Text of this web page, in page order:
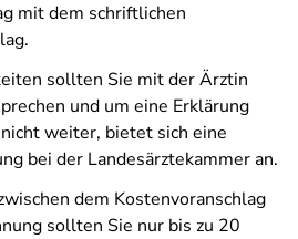
mit dem schriftlichen
sollten Sie mit der Ärztin
und um eine Erklärung
weiter, bietet sich eine
bei der Landesärztekammer an.
dem Kostenvoranschlag
sollten Sie nur bis zu 20